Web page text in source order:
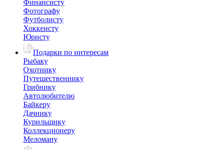
Финансисту
Фотографу
Футболисту
Хоккеисту
Юристу
Подарки по интересам
Рыбаку
Охотнику
Путешественнику
Грибнику
Автолюбителю
Байкеру
Дачнику
Курильщику
Коллекционеру
Меломану